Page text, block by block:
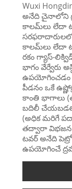
Wuxi
అనేది చైనాలోని
కాలమ్‌లు లేదా
సరఫరాదారులలో
కాలమ్‌లు లేదా
రకం గ్యాస్-
భాగం వేర్వేరు
ఉపయోగించడం
పీడనం ఒకే
కాంతి భాగాలు
బదిలీ
(అధిక మరిగే
తద్వారా విభజన
టవర్ అనేది
ఉపయోగించే